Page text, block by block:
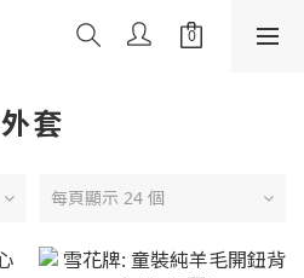
外套
每頁顯示 24 個